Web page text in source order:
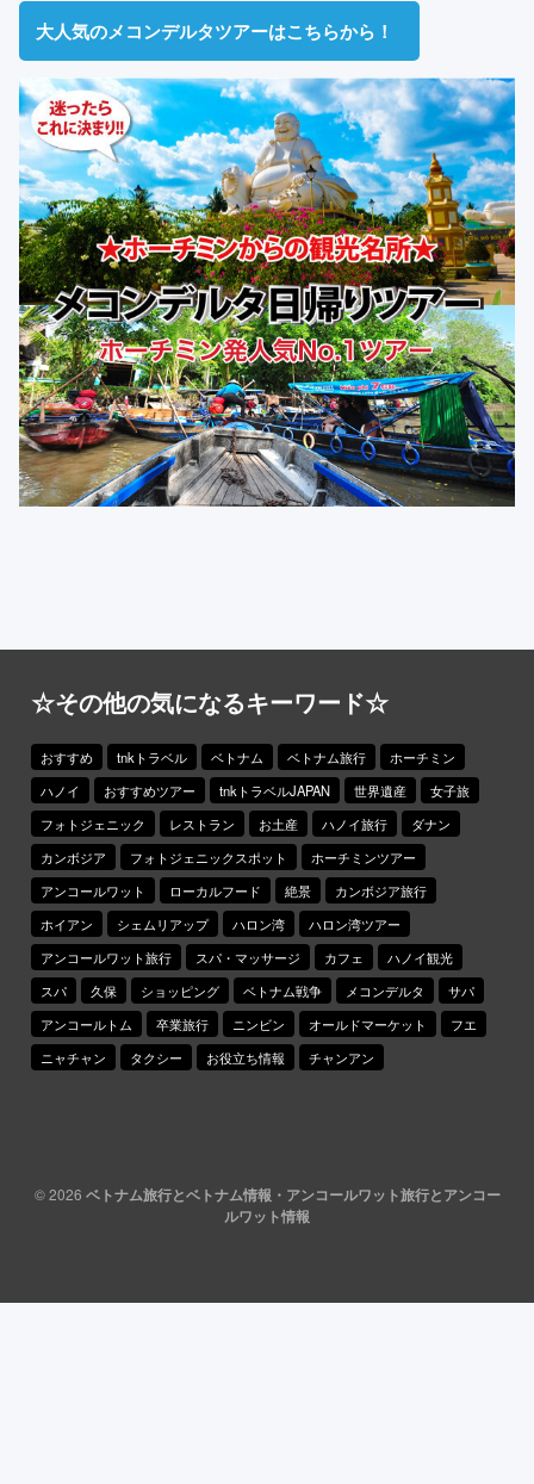
大人気のメコンデルタツアーはこちらから！
☆その他の気になるキーワード☆
おすすめ tnkトラベル ベトナム ベトナム旅行
ホーチミン
ハノイ
おすすめツアー tnkトラベルJAPAN 世界遺産
女子旅
フォトジェニック
レストラン お土産 ハノイ旅行
ダナン
カンボジア
フォトジェニックスポット
ホーチミンツアー
アンコールワット
ローカルフード 絶景
カンボジア旅行
ホイアン
シェムリアップ ハロン湾
ハロン湾ツアー
アンコールワット旅行
スパ・マッサージ カフェ
ハノイ観光
スパ
久保 ショッピング ベトナム戦争 メコンデルタ
サパ
アンコールトム
卒業旅行 ニンビン オールドマーケット
フエ
ニャチャン
タクシー お役立ち情報 チャンアン
© 2026 ベトナム旅行とベトナム情報・アンコールワット旅行とアンコー
ルワット情報